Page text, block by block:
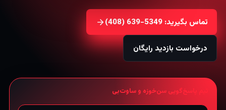
تماس بگیرید: ⁦(408) 639-5349⁩
درخواست بازدید رایگان
تیم پاسخ‌گویی سن‌خوزه و ساوت‌بی